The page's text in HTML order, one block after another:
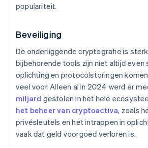
populariteit.
Beveiliging
De onderliggende cryptografie is
bijbehorende tools zijn niet altijd even
oplichting en protocolstoringen
veel voor. Alleen al in 2024 werd er
miljard gestolen in het hele
het beheer van cryptoactiva, zoals
privésleutels en het intrappen in
vaak dat geld voorgoed verloren is.